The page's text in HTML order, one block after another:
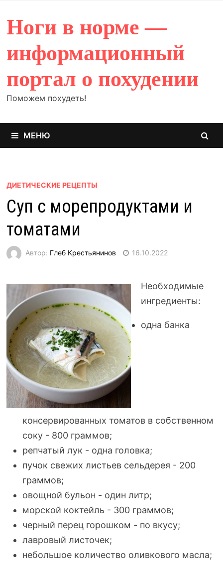
содержимому
Ноги в норме —
информационный
портал о похудении
Поможем похудеть!
МЕНЮ
ДИЕТИЧЕСКИЕ РЕЦЕПТЫ
Суп с морепродуктами и
томатами
Автор: Глеб Крестьянинов 16.10.2022
Необходимые
ингредиенты:
одна банка
консервированных томатов в собственном
соку - 800 граммов;
репчатый лук - одна головка;
пучок свежих листьев сельдерея - 200
граммов;
овощной бульон - один литр;
морской коктейль - 300 граммов;
черный перец горошком - по вкусу;
лавровый листочек;
небольшое количество оливкового масла;